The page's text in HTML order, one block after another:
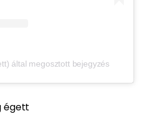
által megosztott bejegyzés
égett